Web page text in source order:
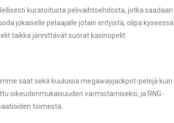
kuratoitusta pelivaihtoehdosta, jotka saadaan
jokaiselle pelaajalle jotain erityistä, olipa kyseessä
taikka jännittävät suorat kasinopelit.
saat sekä kuuluisia megawayjackpot-pelejä kuin
oikeudenmukaisuuden varmistamiseksi, ja RNG-
toimesta.